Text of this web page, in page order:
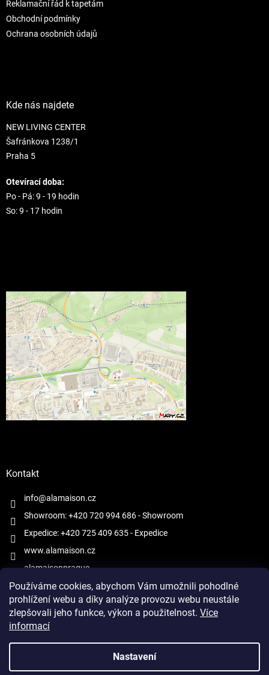
Používáme cookies, abychom Vám umožnili pohodlné
prohlížení webu a díky analýze provozu webu neustále
zlepšovali jeho funkce, výkon a použitelnost. Více
informací
Nastavení
Reklamační řád k tapetám
Obchodní podmínky
Ochrana osobních údajů
Kde nás najdete
NEW LIVING CENTER
Šafránkova 1238/1
Praha 5
Otevírací doba:
Po - Pá: 9 - 19 hodin
So: 9 - 17 hodin
Kontakt
info@alamaison.cz
Showroom: +420 720 994 686- Showroom
Expedice: +420 725 409 635- Expedice
www.alamaison.cz
alamaisonprague